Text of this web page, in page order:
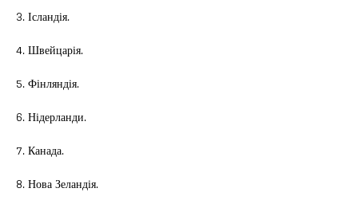
3. Ісландія.
4. Швейцарія.
5. Фінляндія.
6. Нідерланди.
7. Канада.
8. Нова Зеландія.